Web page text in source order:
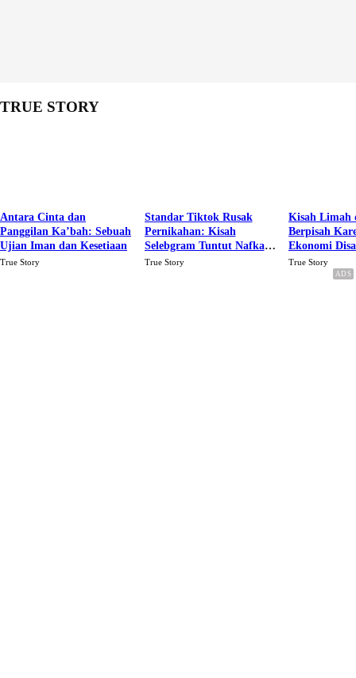
TRUE STORY
Antara Cinta dan
Panggilan Ka’bah: Sebuah
Ujian Iman dan Kesetiaan
True Story
Standar Tiktok Rusak
Pernikahan: Kisah
Selebgram Tuntut Nafkah
Rp.15 Juta Perbulan
True Story
Kisah Limah
Berpisah
Ekonomi
Karena Cinta
True Story